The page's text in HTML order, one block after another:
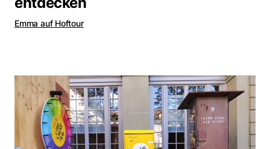
Emma auf Hoftour